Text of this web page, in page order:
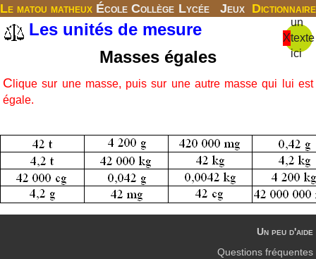
Le matou matheux École Collège Lycée Jeux Dictionnaire
X
un
texte
ici
Les unités de mesure
Masses égales
C lique sur une masse, puis sur une autre masse qui lui est
égale.
Un peu d'aide
Questions fréquentes